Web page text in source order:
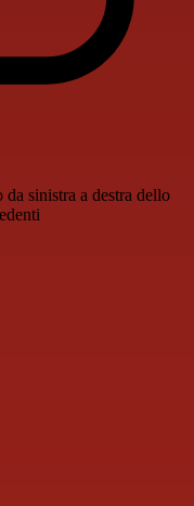
sinistra a destra dello